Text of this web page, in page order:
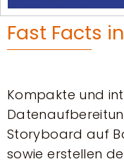
Fast Facts
Kompakte und
Storyboard auf
sowie erstellen